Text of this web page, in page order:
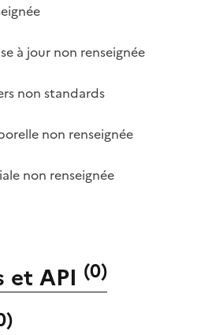
à jour non renseignée
non standards
non renseignée
non renseignée
et API (0)
)